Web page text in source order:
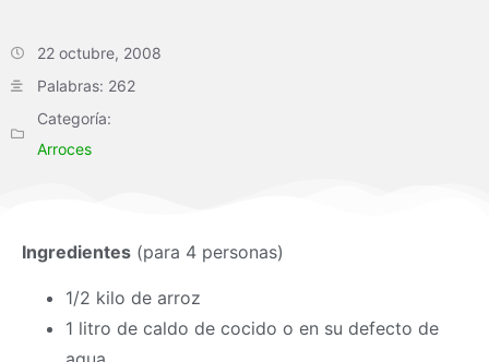
22 octubre, 2008
Palabras: 262
Categoría:
Arroces
Ingredientes (para 4 personas)
1/2 kilo de arroz
1 litro de caldo de cocido o en su defecto de